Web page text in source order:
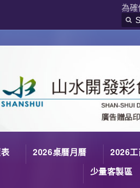
為
2026桌曆月曆 2026
少量客製區